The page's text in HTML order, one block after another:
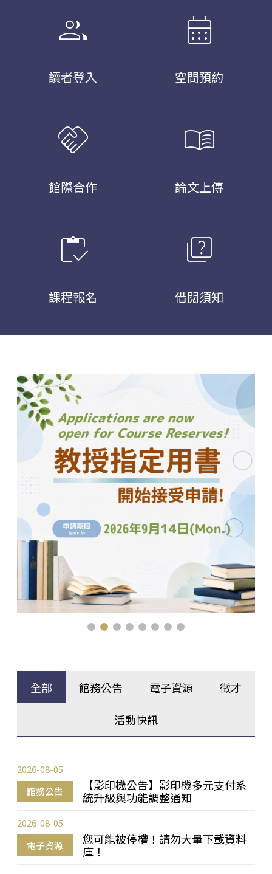
group
讀者登入
calendar_month
空間預約
handshake
館際合作
menu_book
論文上傳
inventory
課程報名
quiz
借閱須知
全部 館務公告 電子資源 徵才
活動快訊
館務公告
【影印機公告】影印機多元支付系
統升級與功能調整通知
2026-08-05
電子資源
您可能被停權！請勿大量下載資料
庫！
2026-08-05